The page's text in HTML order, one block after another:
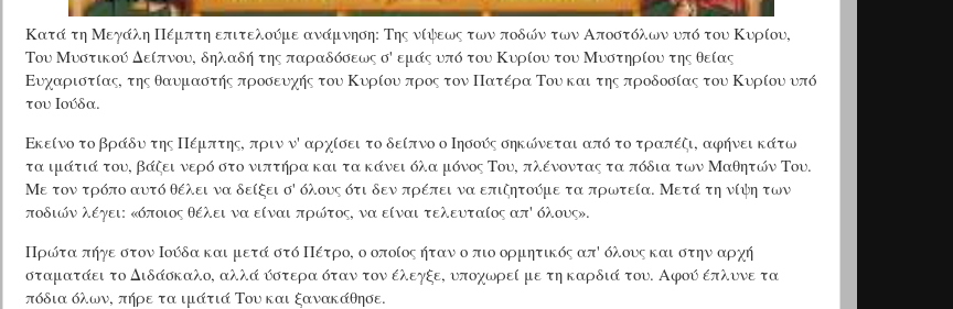
Κατά τη Μεγάλη Πέμπτη επιτελούμε ανάμνηση: Της νίψεως των ποδών των Αποστόλων υπό του Κυρίου,
Του Μυστικού Δείπνου, δηλαδή της παραδόσεως σ' εμάς υπό του Κυρίου του Μυστηρίου της θείας
Ευχαριστίας, της θαυμαστής προσευχής του Κυρίου προς τον Πατέρα Του και της προδοσίας του Κυρίου υπό
του Ιούδα.
Εκείνο το βράδυ της Πέμπτης, πριν ν' αρχίσει το δείπνο ο Ιησούς σηκώνεται από το τραπέζι, αφήνει κάτω
τα ιμάτιά του, βάζει νερό στο νιπτήρα και τα κάνει όλα μόνος Του, πλένοντας τα πόδια των Μαθητών Του.
Με τον τρόπο αυτό θέλει να δείξει σ' όλους ότι δεν πρέπει να επιζητούμε τα πρωτεία. Μετά τη νίψη των
ποδιών λέγει: «όποιος θέλει να είναι πρώτος, να είναι τελευταίος απ' όλους».
Πρώτα πήγε στον Ιούδα και μετά στό Πέτρο, ο οποίος ήταν ο πιο ορμητικός απ' όλους και στην αρχή
σταματάει το Διδάσκαλο, αλλά ύστερα όταν τον έλεγξε, υποχωρεί με τη καρδιά του. Αφού έπλυνε τα
πόδια όλων, πήρε τα ιμάτιά Του και ξανακάθησε.